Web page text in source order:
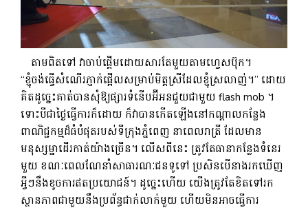
តាម​ពិត​ទៅ វា​ចាប់​ផ្ដើម​ដោយ​សារ​តែ​មួយ​តាម​ហ្វេសប៊ុក។
“ខ្ញុំចង់ធ្វើសំណើរភ្ញាក់ផ្អើលសម្រាប់មិត្តស្រីដែលខ្ញុំស្រលាញ់។” ដោយ
គិតដូច្នេះគាត់បានសុំឱ្យផ្សារទំនើបអ៊ីអនជួយជាមួយ flash mob ។
ទោះបីជាថ្ងៃធ្វើការក៏ដោយ ក៏វាបានកើតឡើងនៅកណ្តាលកន្លែង
ពាណិជ្ជកម្មដ៏ធំបំផុតរបស់ទីក្រុងភ្នំពេញ នាពេលរាត្រី ដែលមាន
មនុស្សម្នាដើរកាត់យ៉ាងច្រើន។ លើសពីនេះ ត្រូវតែធានាកន្លែងទំនេរ
មួយ ខណៈពេលណែនាំសាធារណៈជនទូទៅ ប្រសិនបើនាងរកឃើញ
អ្វីៗនឹងខូចការឥតប្រយោជន៍។ ដូច្នេះហើយ យើងត្រូវតែខិតទៅរក
ស្ថានភាពជាមួយនឹងប្រព័ន្ធជាក់លាក់មួយ ហើយមិនអាចធ្វើការ